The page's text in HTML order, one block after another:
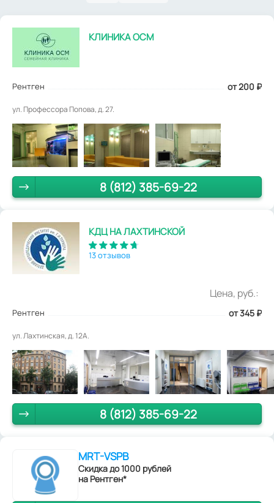
КЛИНИКА ОСМ
Рентген от 200 ₽
ул. Профессора Попова, д. 27.
8 (812) 385-69-22
КДЦ НА ЛАХТИНСКОЙ
13 отзывов
Цена, руб.:
Рентген от 345 ₽
ул. Лахтинская, д. 12А.
8 (812) 385-69-22
MRT-VSPB
Скидка до 1000 рублей
на Рентген*